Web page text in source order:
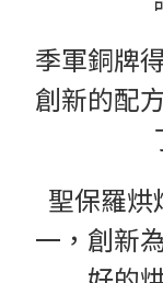
季軍銅牌
創新的配
聖保羅烘
一，創新